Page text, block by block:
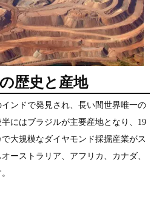
歴史と産地
ンドで発見され、長い間世界唯一の
にはブラジルが主要産地となり、19
大規模なダイヤモンド採掘産業がス
ーストラリア、アフリカ、カナダ、